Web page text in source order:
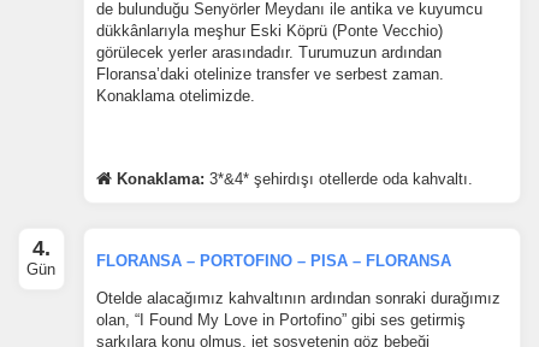
de bulunduğu Senyörler Meydanı ile antika ve kuyumcu
dükkânlarıyla meşhur Eski Köprü (Ponte Vecchio)
görülecek yerler arasındadır. Turumuzun ardından
Floransa’daki otelinize transfer ve serbest zaman.
Konaklama otelimizde.
Konaklama: 3*&4* şehirdışı otellerde oda kahvaltı.
4.
Gün FLORANSA – PORTOFINO – PISA – FLORANSA
Otelde alacağımız kahvaltının ardından sonraki durağımız
olan, “I Found My Love in Portofino” gibi ses getirmiş
şarkılara konu olmuş, jet sosyetenin göz bebeği